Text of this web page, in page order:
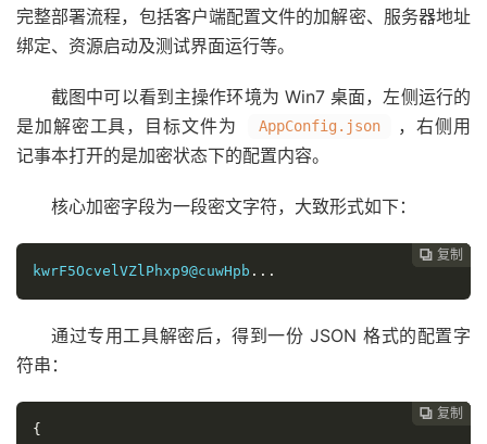
完整部署流程，包括客户端配置文件的加解密、服务器地址
绑定、资源启动及测试界面运行等。
截图中可以看到主操作环境为 Win7 桌面，左侧运行的
是加解密工具，目标文件为
AppConfig.json
，右侧用
记事本打开的是加密状态下的配置内容。
核心加密字段为一段密文字符，大致形式如下：
 复制
 复制
 复制
 复制
kwrF5OcvelVZlPhxp9@cuwHpb ...
通过专用工具解密后，得到一份 JSON 格式的配置字
符串：
 复制
 复制
 复制
{